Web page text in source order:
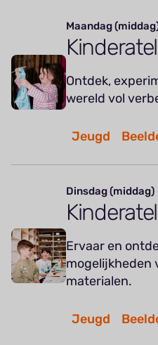
Maandag
Ontdek,
wereld vol
Jeugd
Dinsdag (middag)
Ervaar en
mogelijkheden
materialen.
Jeugd